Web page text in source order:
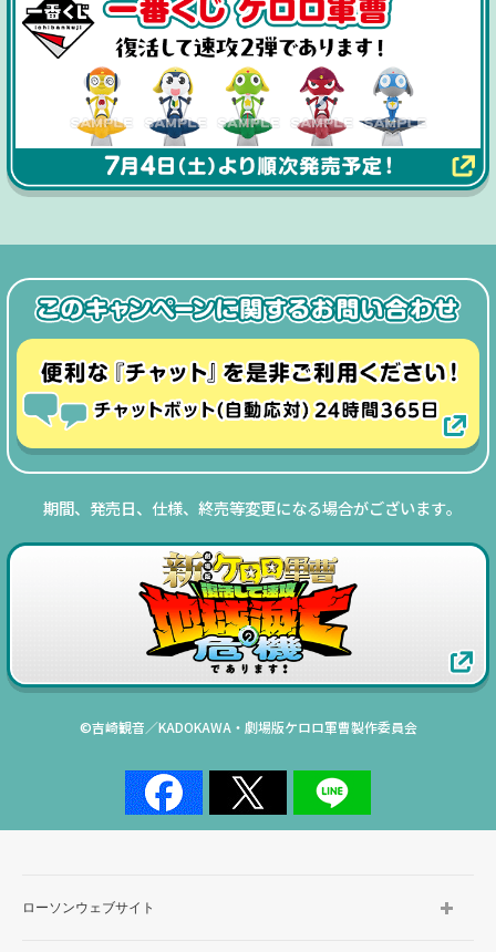
期間、発売日、仕様、終売等変更になる場合がございます｡
©吉崎観音／KADOKAWA・劇場版ケロロ軍曹製作委員会
ローソンウェブサイト